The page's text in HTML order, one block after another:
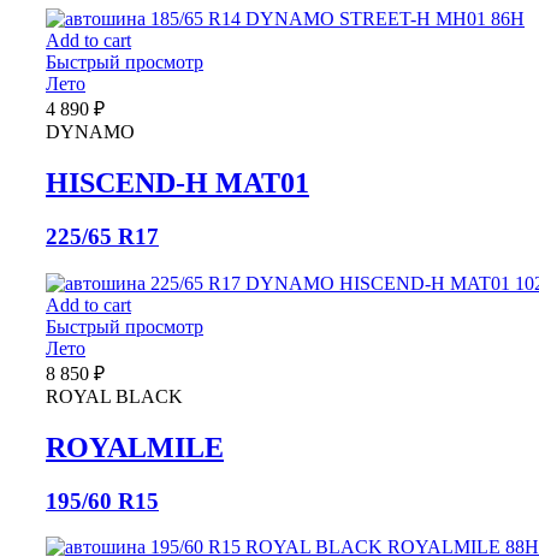
Add to cart
Быстрый просмотр
Лето
4 890 ₽
DYNAMO
HISCEND-H MAT01
225/65 R17
Add to cart
Быстрый просмотр
Лето
8 850 ₽
ROYAL BLACK
ROYALMILE
195/60 R15